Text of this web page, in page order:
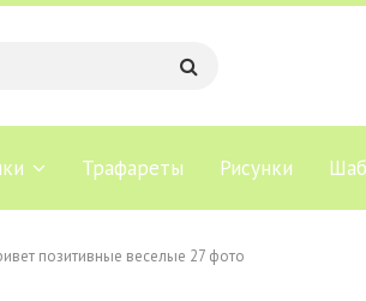
Трафареты Рисунки
позитивные веселые 27 фото